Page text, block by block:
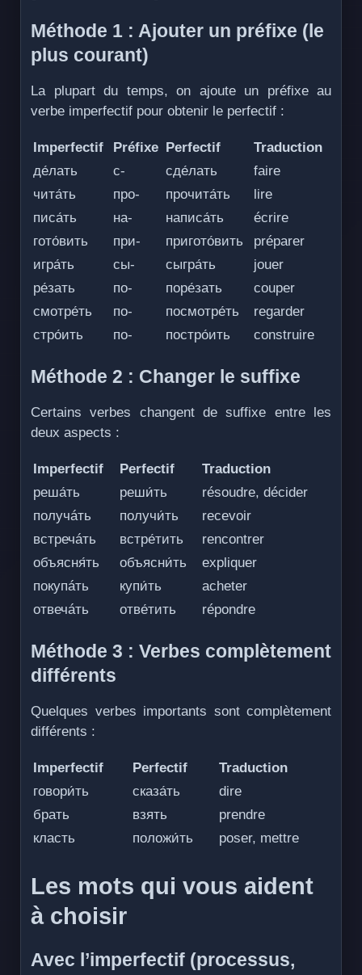
Méthode 1 : Ajouter un préfixe (le
plus courant)
La plupart du temps, on ajoute un préfixe au
verbe imperfectif pour obtenir le perfectif :
Imperfectif Préfixe Perfectif
Traduction
де́лать
с- сде́лать
faire
чита́ть
про- прочита́ть
lire
писа́ть
на- написа́ть
écrire
гото́вить
при- пригото́вить
préparer
игра́ть
сы- сыгра́ть
jouer
ре́зать
по- поре́зать
couper
смотре́ть
по- посмотре́ть
regarder
стро́ить
по- постро́ить construire
Méthode 2 : Changer le suffixe
Certains verbes changent de suffixe entre les
deux aspects :
Imperfectif Perfectif
Traduction
реша́ть
реши́ть
résoudre, décider
получáть
получи́ть
recevoir
встречáть
встре́тить
rencontrer
объясня́ть
объясни́ть
expliquer
покупáть
купи́ть
acheter
отвечáть
отве́тить répondre
Méthode 3 : Verbes complètement
différents
Quelques verbes importants sont complètement
différents :
Imperfectif Perfectif
Traduction
говори́ть
сказа́ть
dire
брать
взять
prendre
класть
положи́ть poser, mettre
Les mots qui vous aident
à choisir
Avec l’imperfectif (processus,